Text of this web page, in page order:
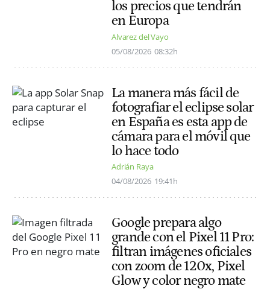
los precios que tendrán
en Europa
Alvarez del Vayo
05/08/2026 08:32h
La manera más fácil de
fotografiar el eclipse solar
en España es esta app de
cámara para el móvil que
lo hace todo
Adrián Raya
04/08/2026 19:41h
Google prepara algo
grande con el Pixel 11 Pro:
filtran imágenes oficiales
con zoom de 120x, Pixel
Glow y color negro mate